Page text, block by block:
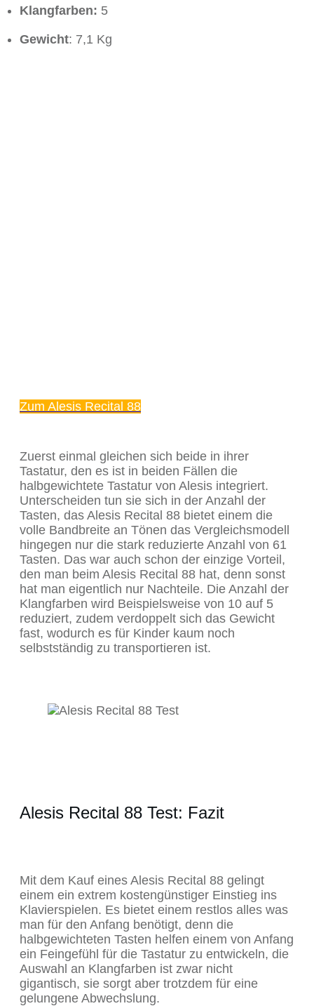
Klangfarben: 5
Gewicht: 7,1 Kg
Zum Alesis Recital 88
Zuerst einmal gleichen sich beide in ihrer
Tastatur, den es ist in beiden Fällen die
halbgewichtete Tastatur von Alesis integriert.
Unterscheiden tun sie sich in der Anzahl der
Tasten, das Alesis Recital 88 bietet einem die
volle Bandbreite an Tönen das Vergleichsmodell
hingegen nur die stark reduzierte Anzahl von 61
Tasten. Das war auch schon der einzige Vorteil,
den man beim Alesis Recital 88 hat, denn sonst
hat man eigentlich nur Nachteile. Die Anzahl der
Klangfarben wird Beispielsweise von 10 auf 5
reduziert, zudem verdoppelt sich das Gewicht
fast, wodurch es für Kinder kaum noch
selbstständig zu transportieren ist.
Alesis Recital 88 Test: Fazit
Mit dem Kauf eines Alesis Recital 88 gelingt
einem ein extrem kostengünstiger Einstieg ins
Klavierspielen. Es bietet einem restlos alles was
man für den Anfang benötigt, denn die
halbgewichteten Tasten helfen einem von Anfang
ein Feingefühl für die Tastatur zu entwickeln, die
Auswahl an Klangfarben ist zwar nicht
gigantisch, sie sorgt aber trotzdem für eine
gelungene Abwechslung.